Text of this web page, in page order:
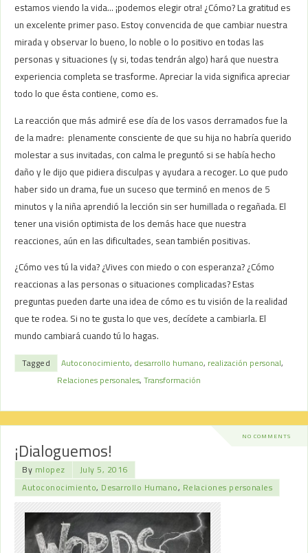
estamos viendo la vida… ¡podemos elegir otra! ¿Cómo? La gratitud es
un excelente primer paso. Estoy convencida de que cambiar nuestra
mirada y observar lo bueno, lo noble o lo positivo en todas las
personas y situaciones (y si, todas tendrán algo) hará que nuestra
experiencia completa se trasforme. Apreciar la vida significa apreciar
todo lo que ésta contiene, como es.
La reacción que más admiré ese día de los vasos derramados fue la
de la madre: plenamente consciente de que su hija no habría querido
molestar a sus invitadas, con calma le preguntó si se había hecho
daño y le dijo que pidiera disculpas y ayudara a recoger. Lo que pudo
haber sido un drama, fue un suceso que terminó en menos de 5
minutos y la niña aprendió la lección sin ser humillada o regañada. El
tener una visión optimista de los demás hace que nuestra
reacciones, aún en las dificultades, sean también positivas.
¿Cómo ves tú la vida? ¿Vives con miedo o con esperanza? ¿Cómo
reaccionas a las personas o situaciones complicadas? Estas
preguntas pueden darte una idea de cómo es tu visión de la realidad
que te rodea. Si no te gusta lo que ves, decídete a cambiarla. El
mundo cambiará cuando tú lo hagas.
Tagged Autoconocimiento, desarrollo humano, realización personal,
Relaciones personales,Transformación
NO COMMENTS
¡Dialoguemos!
By mlopez
July 5, 2016
Autoconocimiento, Desarrollo Humano, Relaciones personales